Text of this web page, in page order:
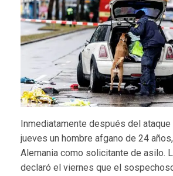
Inmediatamente después del
jueves un hombre afgano de 24
Alemania como solicitante de asilo.
declaró el viernes que el